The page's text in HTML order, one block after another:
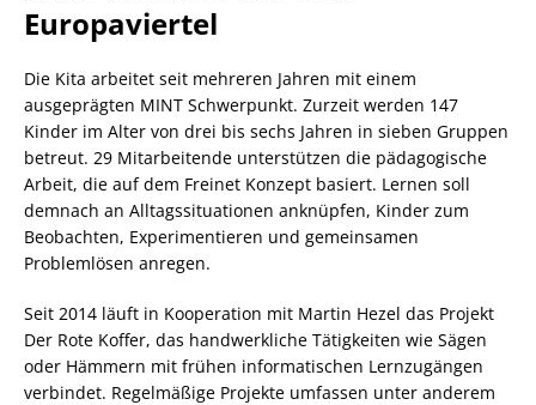
Europaviertel
Die Kita arbeitet seit mehreren Jahren mit einem
ausgeprägten MINT Schwerpunkt. Zurzeit werden 147
Kinder im Alter von drei bis sechs Jahren in sieben Gruppen
betreut. 29 Mitarbeitende unterstützen die pädagogische
Arbeit, die auf dem Freinet Konzept basiert. Lernen soll
demnach an Alltagssituationen anknüpfen, Kinder zum
Beobachten, Experimentieren und gemeinsamen
Problemlösen anregen.
Seit 2014 läuft in Kooperation mit Martin Hezel das Projekt
Der Rote Koffer, das handwerkliche Tätigkeiten wie Sägen
oder Hämmern mit frühen informatischen Lernzugängen
verbindet. Regelmäßige Projekte umfassen unter anderem